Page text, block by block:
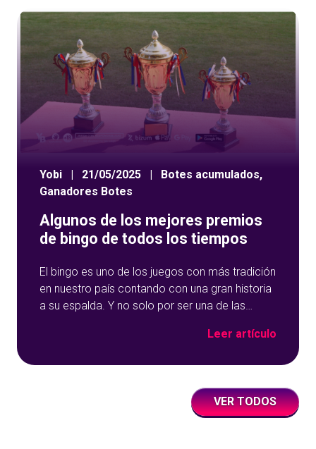
Yobi | 21/05/2025 | Botes acumulados,
Ganadores Botes
Algunos de los mejores premios
de bingo de todos los tiempos
El bingo es uno de los juegos con más tradición
en nuestro país contando con una gran historia
a su espalda. Y no solo por ser una de las
de juegos de tómbola, YoBingo, sino porque es
Leer artículo
VER TODOS